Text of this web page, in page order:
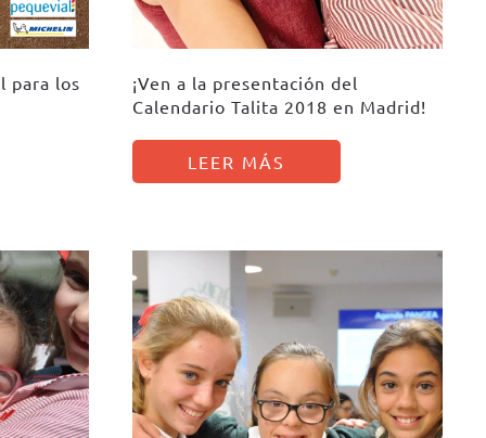
para los
¡Ven a la presentación del
Calendario Talita 2018 en Madrid!
LEER MÁS